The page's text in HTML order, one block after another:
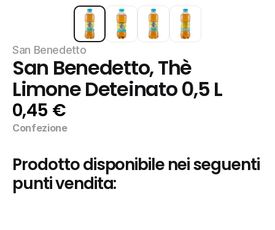
San Benedetto
San Benedetto, Thè
Limone Deteinato 0,5 L
0,45 €
Confezione
Prodotto disponibile nei seguenti
punti vendita: